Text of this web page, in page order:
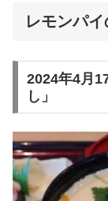
レモンパイ
2024年4月
し」